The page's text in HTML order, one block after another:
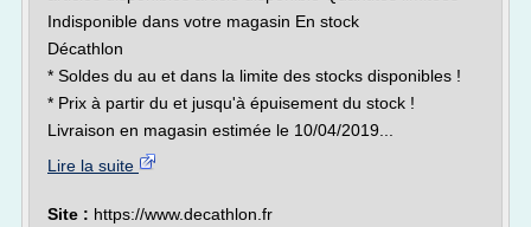
Indisponible dans votre magasin En stock
Décathlon
* Soldes du au et dans la limite des stocks disponibles !
* Prix à partir du et jusqu'à épuisement du stock !
Livraison en magasin estimée le 10/04/2019...
Lire la suite
Site : https://www.decathlon.fr